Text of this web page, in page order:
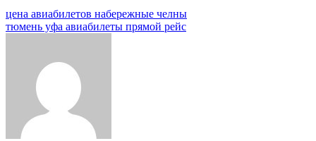
Навигация
по
цена авиабилетов набережные челны
тюмень уфа авиабилеты прямой рейс